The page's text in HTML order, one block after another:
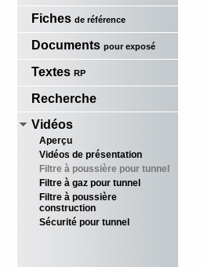
Fiches de référence
Documents pour exposé
Textes RP
Recherche
Vidéos
Aperçu
Vidéos de présentation
Filtre à poussière pour tunnel
Filtre à gaz pour tunnel
Filtre à poussière
construction
Sécurité pour tunnel